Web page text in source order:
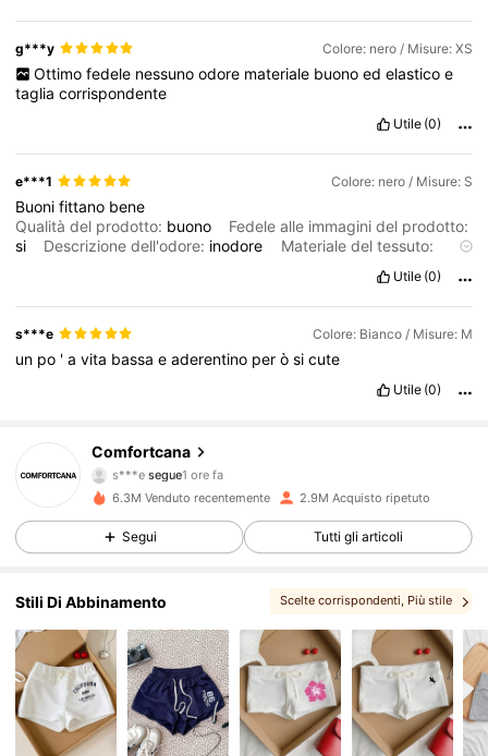
g***y Colore: nero / Misure: XS
Ottimo fedele nessuno odore materiale buono ed elastico e
tagliacorrispondente
Utile (0)
e***1 Colore: nero / Misure: S
Buonifittano bene
Qualità del prodotto: buono
Fedele alle immagini del prodotto:
si
Descrizione dell'odore: inodore
Materiale del tessuto:
Utile (0)
s***e Colore: Bianco / Misure: M
un po 'avita bassaeaderentino peròsicute
Utile (0)
Comfortcana
s***esegue1 ore fa
j***tsta navigando
4.79 1.1M Follower
4.79 1.1M Follower
6.3M Venduto recentemente 2.9M Acquisto ripetuto
Segui Tutti gli articoli
Stili Di Abbinamento Scelte corrispondenti, Più stile
, Articoli correlati